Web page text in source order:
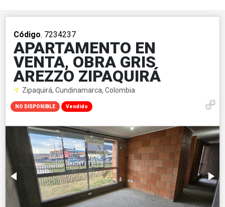
Código. 7234237
APARTAMENTO EN
VENTA, OBRA GRIS
AREZZO ZIPAQUIRÁ
Zipaquirá, Cundinamarca, Colombia
NO DISPONIBLE Vendido